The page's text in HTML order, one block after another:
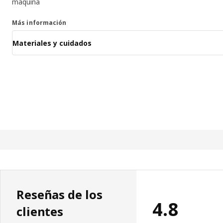
máquina
Más información
Materiales y cuidados
Reseñas de los
clientes
4.8